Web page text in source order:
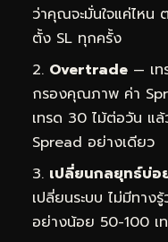
ว่าคุณจะมั่นใจแค่ไหน
ตั้ง SL ทุกครั้ง
Overtrade — เ
กรองคุณภาพ ค่า
เทรด 30 ไม้ต่อวัน แ
Spread อย่างเดียว
เปลี่ยนกลยุทธ์บ่อ
เปลี่ยนระบบ ไม่มีทาง
อย่างน้อย 50-100 เ